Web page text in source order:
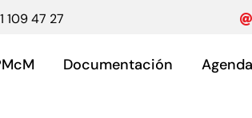
109 47 27
Documentación Agenda